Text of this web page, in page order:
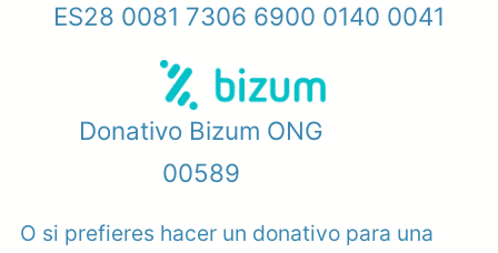
ES28 0081 7306 6900 0140 0041
Donativo Bizum ONG
00589
O si prefieres hacer un donativo para una